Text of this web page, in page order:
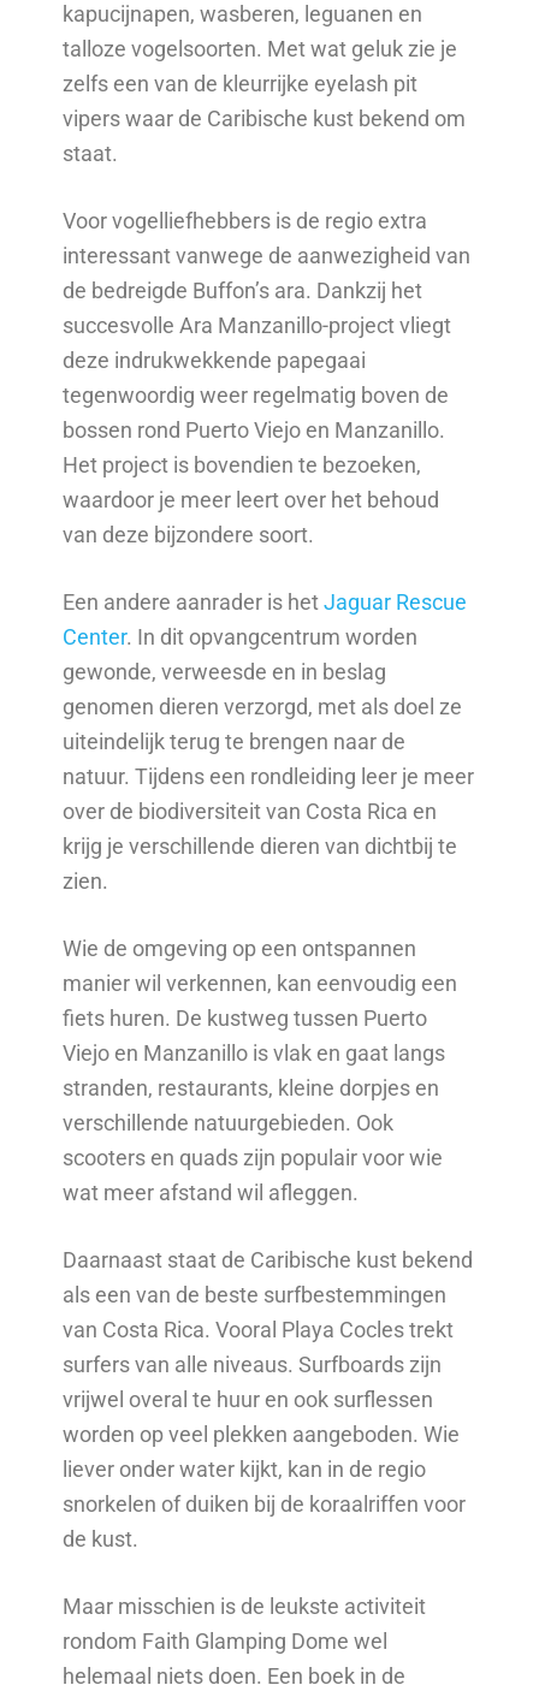
kapucijnapen, wasberen, leguanen en
talloze vogelsoorten. Met wat geluk zie je
zelfs een van de kleurrijke eyelash pit
vipers waar de Caribische kust bekend om
staat.
Voor vogelliefhebbers is de regio extra
interessant vanwege de aanwezigheid van
de bedreigde Buffon’s ara. Dankzij het
succesvolle Ara Manzanillo-project vliegt
deze indrukwekkende papegaai
tegenwoordig weer regelmatig boven de
bossen rond Puerto Viejo en Manzanillo.
Het project is bovendien te bezoeken,
waardoor je meer leert over het behoud
van deze bijzondere soort.
Een andere aanrader is hetJaguar Rescue
Center. In dit opvangcentrum worden
gewonde, verweesde en in beslag
genomen dieren verzorgd, met als doel ze
uiteindelijk terug te brengen naar de
natuur. Tijdens een rondleiding leer je meer
over de biodiversiteit van Costa Rica en
krijg je verschillende dieren van dichtbij te
zien.
Wie de omgeving op een ontspannen
manier wil verkennen, kan eenvoudig een
fiets huren. De kustweg tussen Puerto
Viejo en Manzanillo is vlak en gaat langs
stranden, restaurants, kleine dorpjes en
verschillende natuurgebieden. Ook
scooters en quads zijn populair voor wie
wat meer afstand wil afleggen.
Daarnaast staat de Caribische kust bekend
als een van de beste surfbestemmingen
van Costa Rica. Vooral Playa Cocles trekt
surfers van alle niveaus. Surfboards zijn
vrijwel overal te huur en ook surflessen
worden op veel plekken aangeboden. Wie
liever onder water kijkt, kan in de regio
snorkelen of duiken bij de koraalriffen voor
de kust.
Maar misschien is de leukste activiteit
rondom Faith Glamping Dome wel
helemaal niets doen. Een boek in de